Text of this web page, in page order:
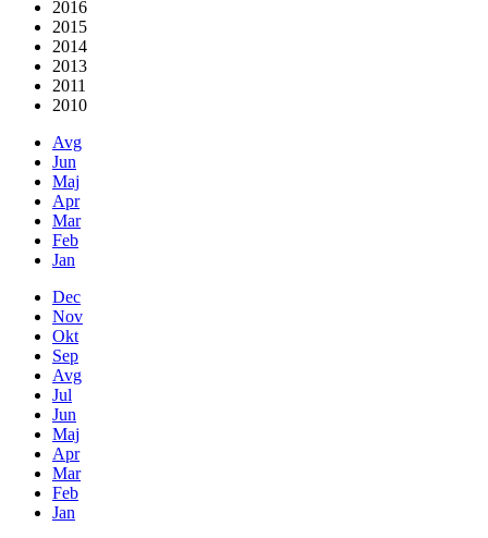
2016
2015
2014
2013
2011
2010
Avg
Jun
Maj
Apr
Mar
Feb
Jan
Dec
Nov
Okt
Sep
Avg
Jul
Jun
Maj
Apr
Mar
Feb
Jan